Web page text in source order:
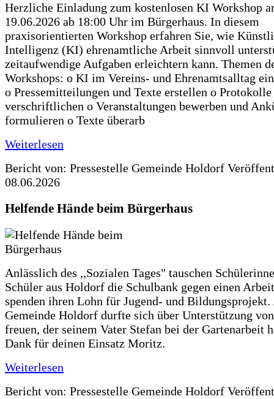
Herzliche Einladung zum kostenlosen KI Workshop
19.06.2026 ab 18:00 Uhr im Bürgerhaus. In diesem
praxisorientierten Workshop erfahren Sie, wie
Intelligenz (KI) ehrenamtliche Arbeit sinnvoll
zeitaufwendige Aufgaben erleichtern kann. Themen
Workshops: o KI im Vereins- und Ehrenamtsalltag
o Pressemitteilungen und Texte erstellen o
verschriftlichen o Veranstaltungen bewerben und
formulieren o Texte überarb
Weiterlesen
Bericht von: Pressestelle Gemeinde Holdorf
08.06.2026
Helfende Hände beim Bürgerhaus
Anlässlich des ,,Sozialen Tages" tauschen
Schüler aus Holdorf die Schulbank gegen einen
spenden ihren Lohn für Jugend- und Bildungsprojekt.
Gemeinde Holdorf durfte sich über Unterstützung
freuen, der seinem Vater Stefan bei der Gartenarbeit
Dank für deinen Einsatz Moritz.
Weiterlesen
Bericht von: Pressestelle Gemeinde Holdorf